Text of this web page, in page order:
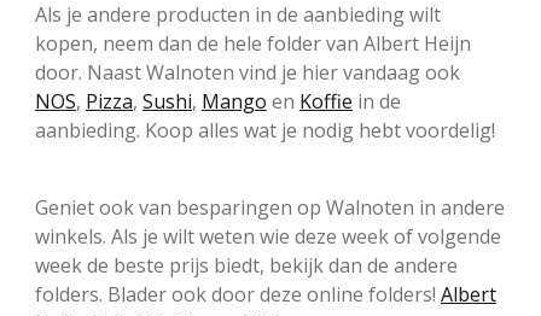
Als je andere producten in de aanbieding wilt
kopen, neem dan de hele folder van Albert Heijn
door. Naast Walnoten vind je hier vandaag ook
NOS, Pizza, Sushi, Mango en Koffie in de
aanbieding. Koop alles wat je nodig hebt voordelig!
Geniet ook van besparingen op Walnoten in andere
winkels. Als je wilt weten wie deze week of volgende
week de beste prijs biedt, bekijk dan de andere
folders. Blader ook door deze online folders! Albert